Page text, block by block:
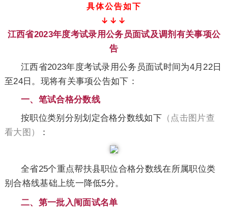
具体公告如下
↓↓↓
江西省2023年度考试录用公务员面试及调剂有关事项公
告
江西省2023年度考试录用公务员面试时间为4月22日
至24日。现将有关事项公告如下：
一、笔试合格分数线
按职位类别分别划定合格分数线如下 （点击图片查
看大图）
：
全省25个重点帮扶县职位合格分数线在所属职位类
别合格线基础上统一降低5分。
二、第一批入闱面试名单